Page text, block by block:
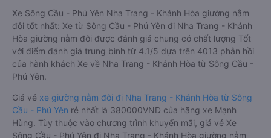
Xe Sông Cầu - Phú Yên Nha Trang - Khánh Hòa giường nằm
đôi tốt nhất: Xe từ Sông Cầu - Phú Yên đi Nha Trang - Khánh
Hòa giường nằm đôi được đánh giá chung có chất lượng Tốt
với điểm đánh giá trung bình từ 4.1/5 dựa trên 4013 phản hồi
của hành khách Xe về Nha Trang - Khánh Hòa từ Sông Cầu -
Phú Yên.
Giá vé xe giường nằm đôi đi Nha Trang - Khánh Hòa từ Sông
Cầu - Phú Yên rẻ nhất là 380000VND của hãng xe Mạnh
Hùng. Tùy thuộc vào chương trình khuyến mãi, giá vé Xe
Sông Cầu - Phú Yên đi Nha Trang - Khánh Hòa giường nằm